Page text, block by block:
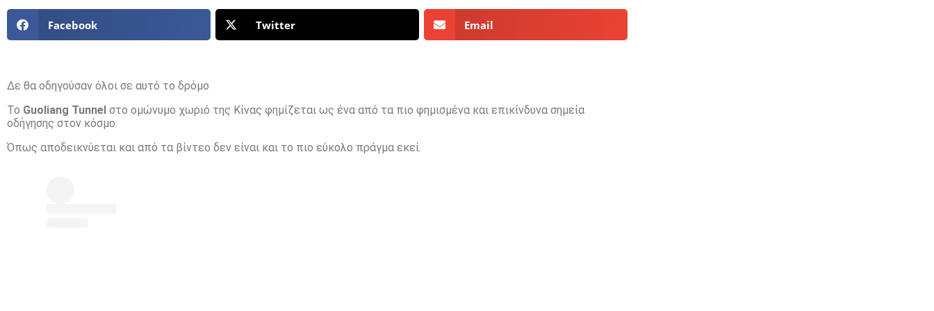
Facebook Twitter Email
Δε θα οδηγούσαν όλοι σε αυτό το δρόμο
Το Guoliang Tunnel στο ομώνυμο χωριό της Κίνας φημίζεται ως ένα από τα πιο φημισμένα και επικίνδυνα σημεία
οδήγησης στον κόσμο.
Όπως αποδεικνύεται και από τα βίντεο δεν είναι και το πιο εύκολο πράγμα εκεί.